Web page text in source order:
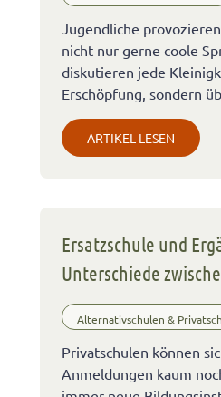
Jugendliche
nicht nur gerne coole
diskutieren jede
Erschöpfung, sondern
ARTIKEL LESEN
Ersatzschule und
Unterschiede
Alternativschulen &
Privatschulen können
Anmeldungen kaum